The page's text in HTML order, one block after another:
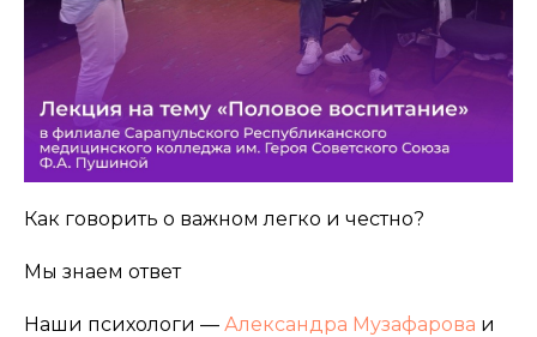
Как говорить о важном легко и честно?
Мы знаем ответ
Наши психологи — Александра Музафарова и